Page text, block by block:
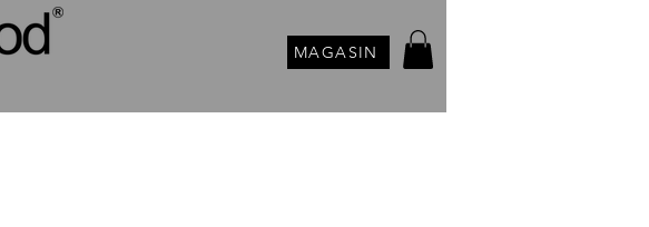
MAGASIN